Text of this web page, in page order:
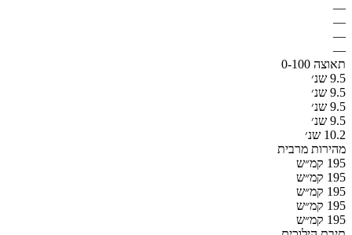
—
—
—
—
תאוצה 0-100
9.5 שנ׳
9.5 שנ׳
9.5 שנ׳
9.5 שנ׳
10.2 שנ׳
מהירות מרבית
195 קמ״ש
195 קמ״ש
195 קמ״ש
195 קמ״ש
195 קמ״ש